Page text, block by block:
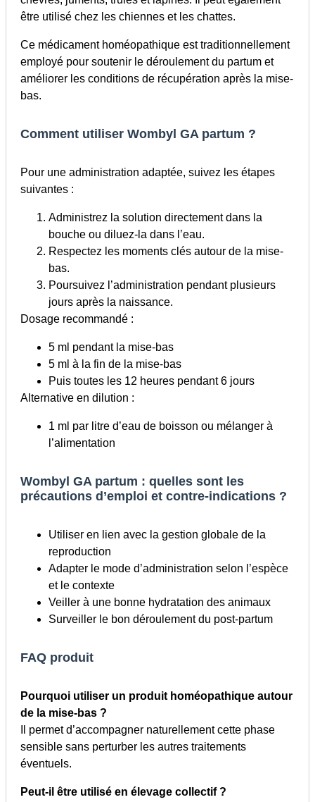
être utilisé chez les chiennes et les chattes.
Ce médicament homéopathique est traditionnellement
employé pour soutenir le déroulement du partum et
améliorer les conditions de récupération après la mise-
bas.
Comment utiliser Wombyl GA partum ?
Pour une administration adaptée, suivez les étapes
suivantes :
Administrez la solution directement dans la
bouche ou diluez-la dans l’eau.
Respectez les moments clés autour de la mise-
bas.
Poursuivez l’administration pendant plusieurs
jours après la naissance.
Dosage recommandé :
5 ml pendant la mise-bas
5 ml à la fin de la mise-bas
Puis toutes les 12 heures pendant 6 jours
Alternative en dilution :
1 ml par litre d’eau de boisson ou mélanger à
l’alimentation
Wombyl GA partum : quelles sont les
précautions d’emploi et contre-indications ?
Utiliser en lien avec la gestion globale de la
reproduction
Adapter le mode d’administration selon l’espèce
et le contexte
Veiller à une bonne hydratation des animaux
Surveiller le bon déroulement du post-partum
FAQ produit
Pourquoi utiliser un produit homéopathique autour
de la mise-bas ?
Il permet d’accompagner naturellement cette phase
sensible sans perturber les autres traitements
éventuels.
Peut-il être utilisé en élevage collectif ?